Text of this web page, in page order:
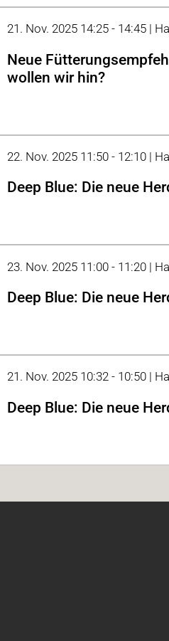
21. Nov. 2025 14:25 - 14:45 |
Neue
wollen wir hin?
22. Nov. 2025 11:50 - 12:10 |
Deep Blue: Die neue
23. Nov. 2025 11:00 - 11:20 |
Deep Blue: Die neue
21. Nov. 2025 10:32 - 10:50 |
Deep Blue: Die neue